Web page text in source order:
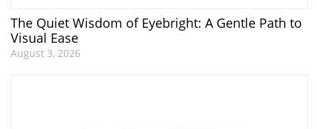
The Quiet Wisdom of Eyebright: A Gentle Path to
Visual Ease
August 3, 2026